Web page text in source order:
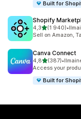
Built for
Shopify
4,3/ 5 tähteä
(1 940)
1940 arvostelua
•
Sell on Amazon,
Canva Connect
4,8/ 5 tähteä
(387)
387 arvostelua
•
Access your
Built for